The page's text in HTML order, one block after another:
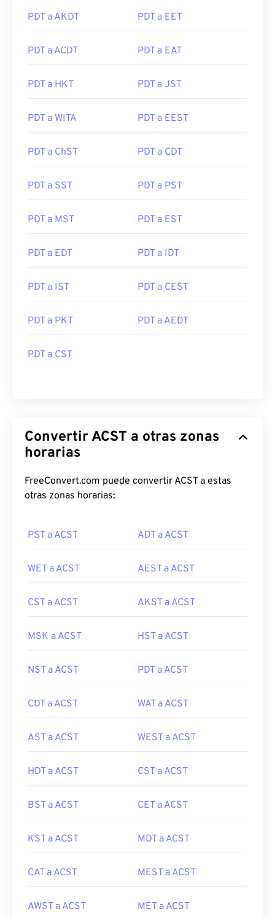
PDT a AKDT PDT a EET
PDT a ACDT PDT a EAT
PDT a HKT PDT a JST
PDT a WITA PDT a EEST
PDT a ChST PDT a CDT
PDT a SST PDT a PST
PDT a MST PDT a EST
PDT a EDT PDT a IDT
PDT a IST PDT a CEST
PDT a PKT PDT a AEDT
PDT a CST
Convertir ACST a otras zonas
horarias
FreeConvert.com puede convertir ACST a estas
otras zonas horarias:
PST a ACST ADT a ACST
WET a ACST AEST a ACST
CST a ACST AKST a ACST
MSK a ACST HST a ACST
NST a ACST PDT a ACST
CDT a ACST WAT a ACST
AST a ACST WEST a ACST
HDT a ACST CST a ACST
BST a ACST CET a ACST
KST a ACST MDT a ACST
CAT a ACST MEST a ACST
AWST a ACST MET a ACST